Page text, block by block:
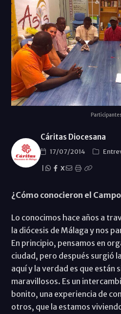
Cáritas Diocesana
17/07/2014
X
¿Cómo conocieron el
Lo conocimos hace años a
la diócesis de Málaga y nos
En principio, pensamos en
ciudad, pero después surgió
aquí y la verdad es que están
maravillosos. Es un
bonito, una experiencia de
otros, que la estamos